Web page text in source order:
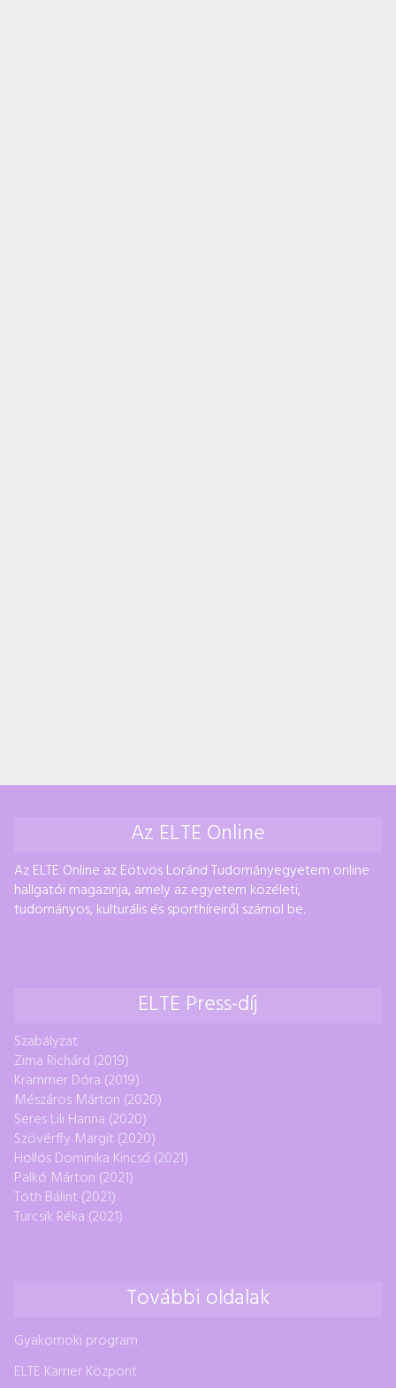
Az ELTE Online
Az ELTE Online az Eötvös Loránd Tudományegyetem online
hallgatói magazinja, amely az egyetem közéleti,
tudományos, kulturális és sporthíreiről számol be.
ELTE Press-díj
Szabályzat
Zima Richárd (2019)
Krammer Dóra (2019)
Mészáros Márton (2020)
Seres Lili Hanna (2020)
Szövérffy Margit (2020)
Hollós Dominika Kincső (2021)
Palkó Márton (2021)
Tóth Bálint (2021)
Turcsik Réka (2021)
További oldalak
Gyakornoki program
ELTE Karrier Központ